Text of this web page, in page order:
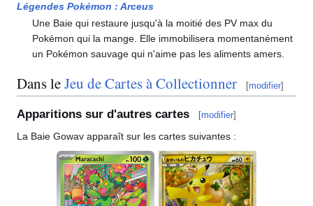
Légendes Pokémon : Arceus
Une Baie qui restaure jusqu'à la moitié des PV max du
Pokémon qui la mange. Elle immobilisera momentanément
un Pokémon sauvage qui n'aime pas les aliments amers.
Dans leJeu de Cartes à Collectionner [modifier]
Apparitions sur d'autres cartes [modifier]
La Baie Gowav apparaît sur les cartes suivantes :